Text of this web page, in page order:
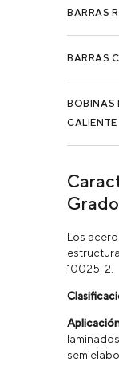
BARRAS
BARRAS
BOBINAS
CALIENTE
Los
10025-2.